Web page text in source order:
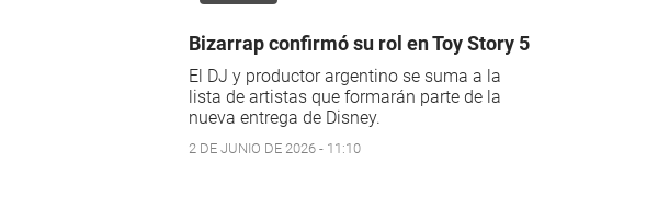
Bizarrap confirmó su rol en Toy Story 5
El DJ y productor argentino se suma a la
lista de artistas que formarán parte de la
nueva entrega de Disney.
2 DE JUNIO DE 2026 - 11:10